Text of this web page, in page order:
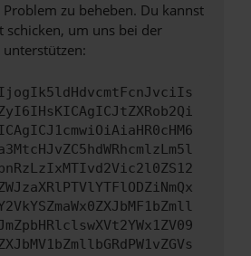
zu beheben. Du kannst
schicken, um uns bei der
unterstützen: